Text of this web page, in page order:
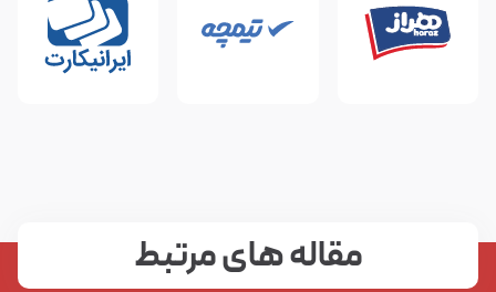
مقاله های مرتبط